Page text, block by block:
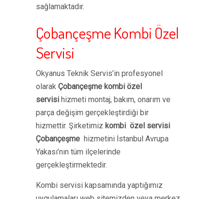
sağlamaktadır.
Çobançeşme Kombi Özel
Servisi
Okyanus Teknik Servis’in profesyonel
olarak Çobançeşme kombi özel
servisi hizmeti montaj, bakım, onarım ve
parça değişim gerçekleştirdiği bir
hizmettir. Şirketimiz kombi özel servisi
Çobançeşme hizmetini İstanbul Avrupa
Yakası’nın tüm ilçelerinde
gerçekleştirmektedir.
Kombi servisi kapsamında yaptığımız